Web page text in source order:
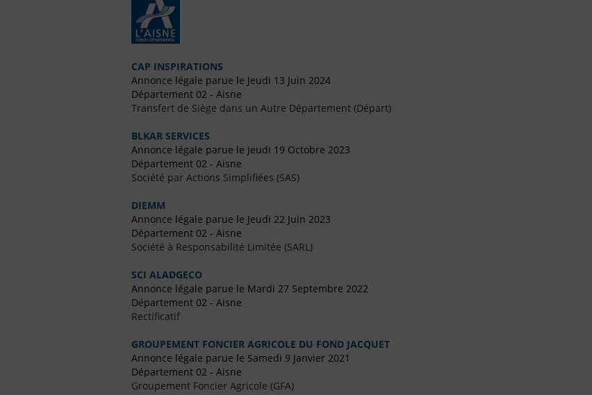
CAP INSPIRATIONS
Annonce légale parue le Jeudi 13 Juin 2024
Département 02 - Aisne
Transfert de Siège dans un Autre Département (Départ)
BLKAR SERVICES
Annonce légale parue le Jeudi 19 Octobre 2023
Département 02 - Aisne
Société par Actions Simplifiées (SAS)
DIEMM
Annonce légale parue le Jeudi 22 Juin 2023
Département 02 - Aisne
Société à Responsabilité Limitée (SARL)
SCI ALADGECO
Annonce légale parue le Mardi 27 Septembre 2022
Département 02 - Aisne
Rectificatif
GROUPEMENT FONCIER AGRICOLE DU FOND JACQUET
Annonce légale parue le Samedi 9 Janvier 2021
Département 02 - Aisne
Groupement Foncier Agricole (GFA)